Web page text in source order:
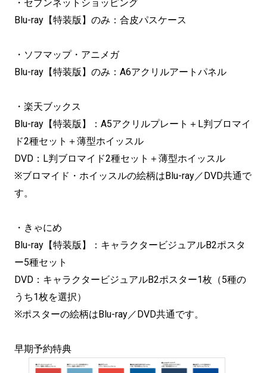
・セブンネットショッピング
Blu-ray【特装版】のみ：合皮パスケース
・ソフマップ・アニメガ
Blu-ray【特装版】のみ：A6アクリルアートパネル
・楽天ブックス
Blu-ray【特装版】：A5アクリルプレート＋L判ブロマイ
ド2種セット＋薄型ホイッスル
DVD：L判ブロマイド2種セット＋薄型ホイッスル
※ブロマイド・ホイッスルの絵柄はBlu-ray／DVD共通で
す。
・きゃにめ
Blu-ray【特装版】：キャラクタービジュアルB2ポスタ
ー5種セット
DVD：キャラクタービジュアルB2ポスター1枚（5種の
うち1枚を選択）
※ポスターの絵柄はBlu-ray／DVD共通です。
早期予約特典